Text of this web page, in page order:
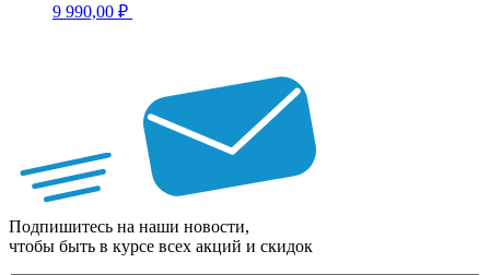
9 990,00 ₽
Подпишитесь на наши новости,
чтобы быть в курсе всех акций и скидок